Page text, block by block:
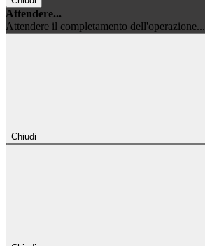
Attendere...
Attendere il completamento dell'operazione...
Chiudi